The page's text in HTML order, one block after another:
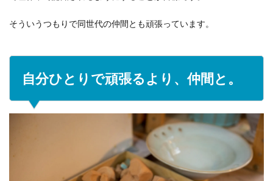
そういうつもりで同世代の仲間とも頑張っています。
自分ひとりで頑張るより、仲間と。